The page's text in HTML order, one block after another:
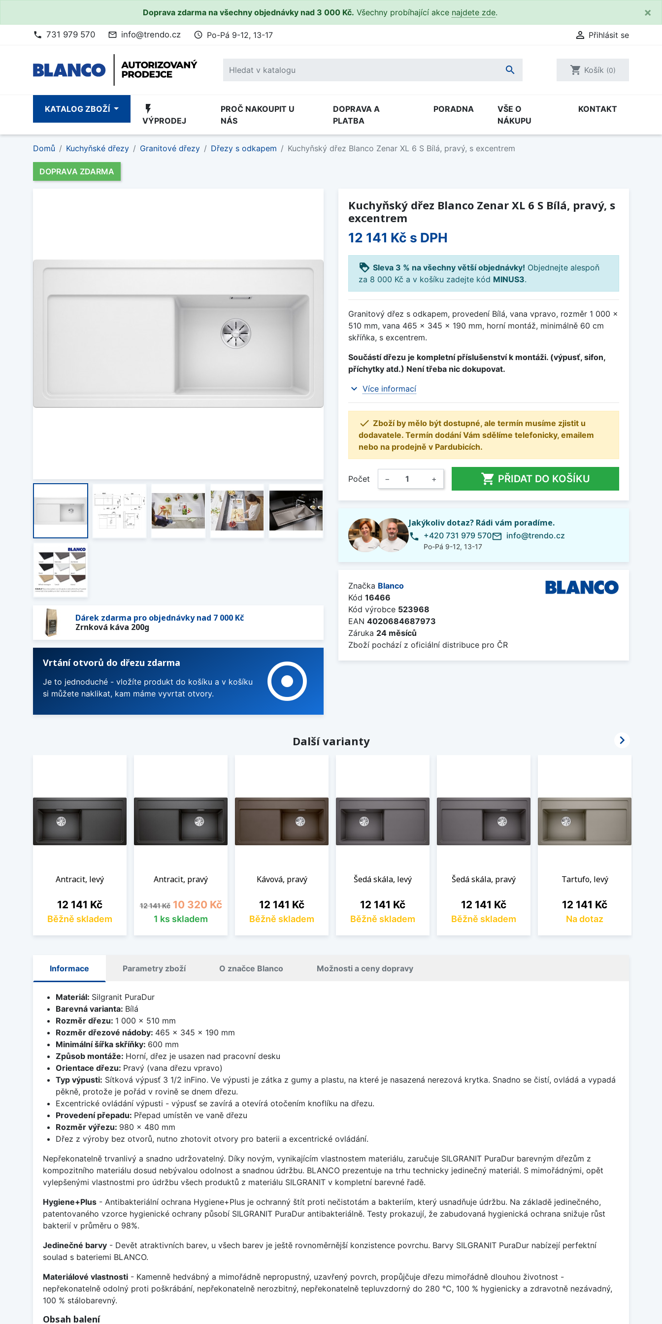
Doprava zdarma na všechny objednávky nad 3 000 Kč. Všechny probíhající akce najdete zde. ×
phone 731 979 570 mail_outline info@trendo.cz access_time Po-Pá 9-12, 13-17  Přihlásit se
 shopping_cart Košík (0)
KATALOG ZBOŽÍ flash_on
VÝPRODEJ
PROČ NAKOUPIT U
NÁS
DOPRAVA A
PLATBA
PORADNA
VŠE O
NÁKUPU
KONTAKT
Domů Kuchyňské dřezy Granitové dřezy Dřezy s odkapem Kuchyňský dřez Blanco Zenar XL 6 S Bílá, pravý, s excentrem
DOPRAVA ZDARMA
Dárek zdarma pro objednávky nad 7 000 Kč
Zrnková káva 200g
Vrtání otvorů do dřezu zdarma
Je to jednoduché - vložíte produkt do košíku a v košíku
si můžete naklikat, kam máme vyvrtat otvory.
adjust
Kuchyňský dřez Blanco Zenar XL 6 S Bílá, pravý, s
excentrem
12 141 Kč s DPH
loyalty Sleva 3 % na všechny větší objednávky! Objednejte alespoň
za 8 000 Kč a v košíku zadejte kód MINUS3.
Granitový dřez s odkapem, provedení Bílá, vana vpravo, rozměr 1 000 x
510 mm, vana 465 x 345 x 190 mm, horní montáž, minimálně 60 cm
skříňka, s excentrem.
Součástí dřezu je kompletní příslušenství k montáži. (výpusť, sifon,
příchytky atd.) Není třeba nic dokupovat.
expand_more Více informací
 Zboží by mělo být dostupné, ale termín musíme zjistit u
dodavatele. Termín dodání Vám sdělíme telefonicky, emailem
nebo na prodejně v Pardubicích.
Počet − +  PŘIDAT DO KOŠÍKU
Jakýkoliv dotaz? Rádi vám poradíme.
phone +420 731 979 570
Po-Pá 9-12, 13-17
mail_outline info@trendo.cz
Značka Blanco
Kód 16466
Kód výrobce 523968
EAN 4020684687973
Záruka 24 měsíců
Zboží pochází z oficiální distribuce pro ČR
Další varianty
Antracit, levý
Cena
12 141 Kč
Běžně skladem
Antracit, pravý
Běžná cena
12 141 Kč Cena
10 320 Kč
1 ks skladem
Kávová, pravý
Cena
12 141 Kč
Běžně skladem
Šedá skála, levý
Cena
12 141 Kč
Běžně skladem
Šedá skála, pravý
Cena
12 141 Kč
Běžně skladem
Tartufo, levý
Cena
12 141 Kč
Na dotaz

Informace Parametry zboží O značce Blanco Možnosti a ceny dopravy
Materiál: Silgranit PuraDur
Barevná varianta: Bílá
Rozměr dřezu: 1 000 x 510 mm
Rozměr dřezové nádoby: 465 x 345 x 190 mm
Minimální šířka skříňky: 600 mm
Způsob montáže: Horní, dřez je usazen nad pracovní desku
Orientace dřezu: Pravý (vana dřezu vpravo)
Typ výpusti: Sítková výpusť 3 1/2 inFino. Ve výpusti je zátka z gumy a plastu, na které je nasazená nerezová krytka. Snadno se čistí, ovládá a vypadá
pěkně, protože je pořád v rovině se dnem dřezu.
Excentrické ovládání výpusti - výpusť se zavírá a otevírá otočením knoflíku na dřezu.
Provedení přepadu: Přepad umístěn ve vaně dřezu
Rozměr výřezu: 980 x 480 mm
Dřez z výroby bez otvorů, nutno zhotovit otvory pro baterii a excentrické ovládání.
Nepřekonatelně trvanlivý a snadno udržovatelný. Díky novým, vynikajícím vlastnostem materiálu, zaručuje SILGRANIT PuraDur barevným dřezům z
kompozitního materiálu dosud nebývalou odolnost a snadnou údržbu. BLANCO prezentuje na trhu technicky jedinečný materiál. S mimořádnými, opět
vylepšenými vlastnostmi pro údržbu všech produktů z materiálu SILGRANIT v kompletní barevné řadě.
Hygiene+Plus - Antibakteriální ochrana Hygiene+Plus je ochranný štít proti nečistotám a bakteriím, který usnadňuje údržbu. Na základě jedinečného,
patentovaného vzorce hygienické ochrany působí SILGRANIT PuraDur antibakteriálně. Testy prokazují, že zabudovaná hygienická ochrana snižuje růst
bakterií v průměru o 98%.
Jedinečné barvy - Devět atraktivních barev, u všech barev je ještě rovnoměrnější konzistence povrchu. Barvy SILGRANIT PuraDur nabízejí perfektní
soulad s bateriemi BLANCO.
Materiálové vlastnosti - Kamenně hedvábný a mimořádně nepropustný, uzavřený povrch, propůjčuje dřezu mimořádně dlouhou životnost -
nepřekonatelně odolný proti poškrábání, nepřekonatelně nerozbitný, nepřekonatelně tepluvzdorný do 280 °C, 100 % hygienicky a zdravotně nezávadný,
100 % stálobarevný.
Obsah balení